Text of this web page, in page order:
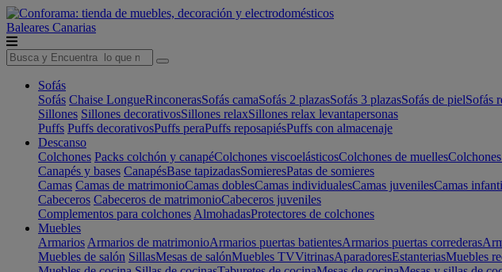
Baleares Canarias
Sofás
Sofás Chaise LongueRinconerasSofás camaSofás 2 plazasSofás 3 plazasSofás de pielSofás
Sillones Sillones decorativosSillones relaxSillones relax levantapersonas
Puffs Puffs decorativosPuffs peraPuffs reposapiésPuffs con almacenaje
Descanso
Colchones Packs colchón y canapéColchones viscoelásticosColchones de muelles
Canapés y bases CanapésBase tapizadasSomieresPatas de somieres
Camas Camas de matrimonioCamas doblesCamas individualesCamas juvenilesCamas
Cabeceros Cabeceros de matrimonioCabeceros juveniles
Complementos para colchones AlmohadasProtectores de colchones
Muebles
Armarios Armarios de matrimonioArmarios puertas batientesArmarios puertas correderas
Muebles de salón SillasMesas de salónMuebles TVVitrinasAparadoresEstanteriasMuebles